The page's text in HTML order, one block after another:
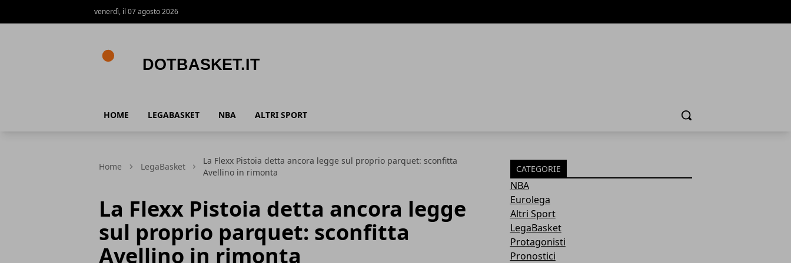
venerdì, il 07 agosto 2026
HOME LEGABASKET NBA ALTRI SPORT Cerca
Home LegaBasket
La Flexx Pistoia detta ancora legge sul proprio parquet: sconfitta
Avellino in rimonta
La Flexx Pistoia detta ancora legge
sul proprio parquet: sconfitta
Avellino in rimonta
CATEGORIE
NBA
Eurolega
Altri Sport
LegaBasket
Protagonisti
Pronostici